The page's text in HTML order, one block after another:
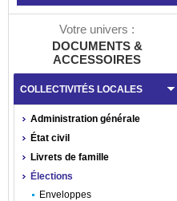
Votre univers :
DOCUMENTS &
ACCESSOIRES
COLLECTIVITÉS LOCALES
Administration générale
État civil
Livrets de famille
Élections
Enveloppes